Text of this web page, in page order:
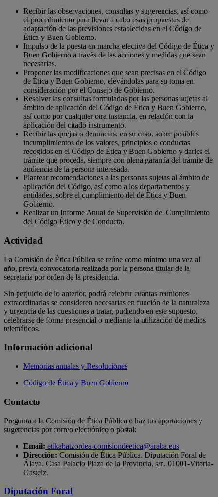
Recibir las observaciones, consultas y sugerencias, así como
el procedimiento para llevar a cabo esas propuestas de
adaptación de las previsiones establecidas en el Código de
Ética y Buen Gobierno.
Impulso de la puesta en marcha efectiva del Código de Ética y
Buen Gobierno a través de las acciones y medidas que sean
necesarias.
Proponer las modificaciones que sean precisas en el Código
de Ética y Buen Gobierno, elevándolas para su toma en
consideración por el Consejo de Gobierno.
Resolver las consultas formuladas por las personas sujetas al
ámbito de aplicación del Código de Ética y Buen Gobierno,
así como por cualquier otra instancia, en relación con la
aplicación del citado instrumento.
Recibir las quejas o denuncias, en su caso, sobre posibles
incumplimientos de los valores, principios o conductas
recogidos en el Código de Ética y Buen Gobierno y darles el
trámite que proceda, siempre con plena garantía del trámite de
audiencia de la persona interesada.
Plantear recomendaciones a las personas sujetas al ámbito de
aplicación del Código, así como a los departamentos y
entidades, sobre el cumplimiento del de Ética y Buen
Gobierno.
Realizar un Informe Anual de Supervisión del Cumplimiento
del Código Ético y de Conducta.
Actividad
La Comisión de Ética Pública se reúne como mínimo una vez al
año, previa convocatoria realizada por la persona titular de la
secretaría por orden de la presidencia.
Sin perjuicio de lo anterior, podrá celebrar cuantas reuniones
extraordinarias se consideren necesarias en función de la naturaleza
y urgencia de las cuestiones a tratar, pudiendo en este supuesto,
celebrarse de forma presencial o mediante la utilización de medios
telemáticos.
Información adicional
Memorias anuales y Resoluciones
Código de Ética y Buen Gobierno
Contacto
Pregunta a la Comisión de Ética Pública o haz tus aportaciones y
sugerencias por correo electrónico o postal:
Email: etikabatzordea-comisiondeetica@araba.eus
Dirección: Comisión de Ética Pública. Diputación Foral de
Álava. Casa Palacio Plaza de la Provincia, s/n. 01001-Vitoria-
Gasteiz.
Diputación Foral